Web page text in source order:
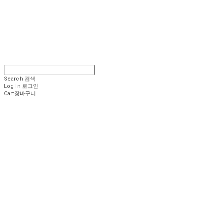
Search 검색
Log In 로그인
Cart장바구니